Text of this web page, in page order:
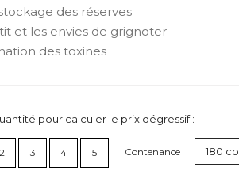
des réserves
et les envies de grignoter
des toxines
pour calculer le prix dégressif :
2 3 4 5 Contenance 180 cp